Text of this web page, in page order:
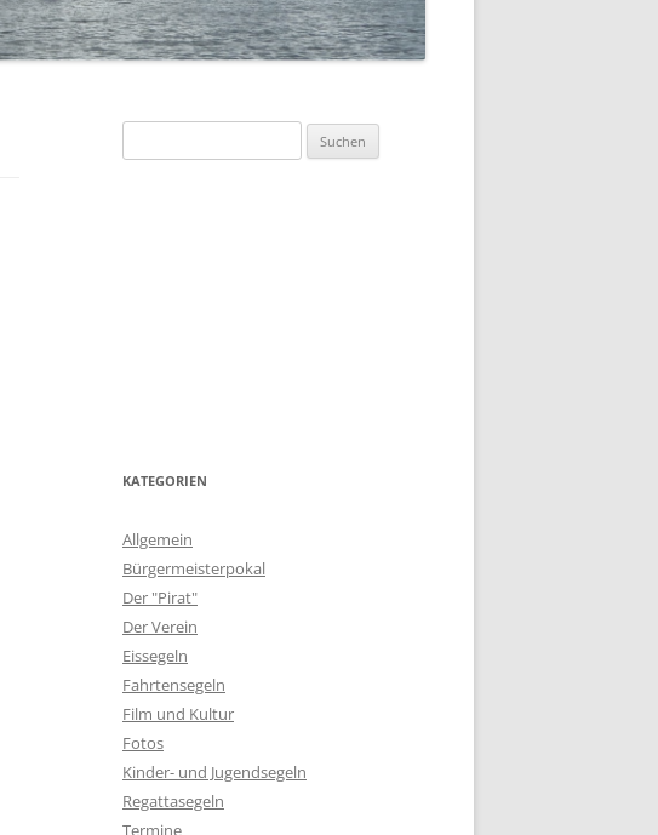
SOMMERFLOTTILLE 2023 –
„DÄNEMARK-INSEL BORNHOLM“
SOMMERFLOTTILLE 2016 –
nach:
KATEGORIEN
Allgemein
Bürgermeisterpokal
Der "Pirat"
Der Verein
Eissegeln
Fahrtensegeln
Film und Kultur
Fotos
Kinder- und Jugendsegeln
Regattasegeln
Termine